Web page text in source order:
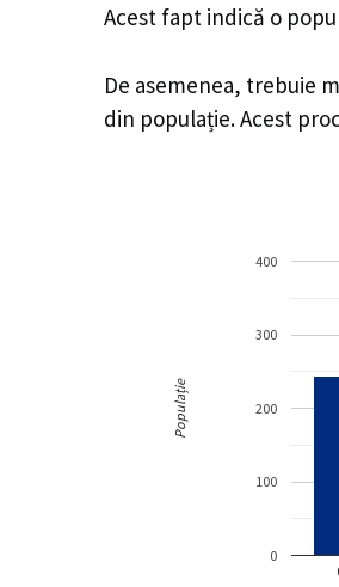
Acest fapt indică o
De asemenea, trebuie
din populație. Acest
0
100
200
300
400
Populație